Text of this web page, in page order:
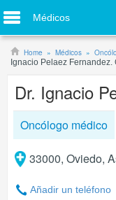
Médicos
Home Médicos
Ignacio Pelaez
Dr. Ignacio
Oncólogo médico
33000, Oviedo,
Añadir un teléfono